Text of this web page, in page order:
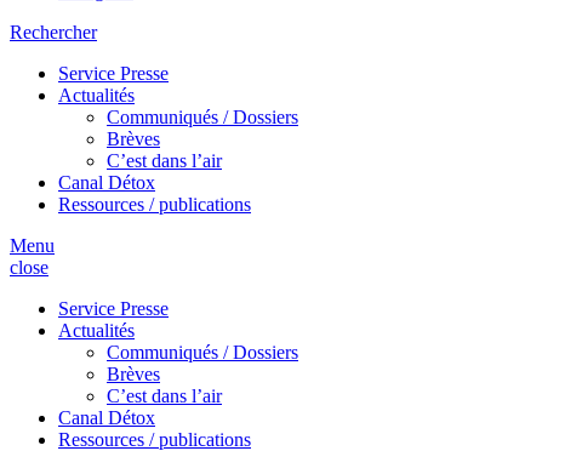
Rechercher
Service Presse
Actualités
Communiqués / Dossiers
Brèves
C’est dans l’air
Canal Détox
Ressources / publications
Menu
close
Service Presse
Actualités
Communiqués / Dossiers
Brèves
C’est dans l’air
Canal Détox
Ressources / publications